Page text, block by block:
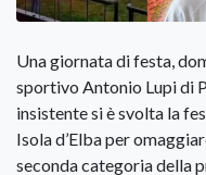
Una giornata di festa,
sportivo Antonio Lupi di
insistente si è svolta la
Isola d’Elba per
seconda categoria della